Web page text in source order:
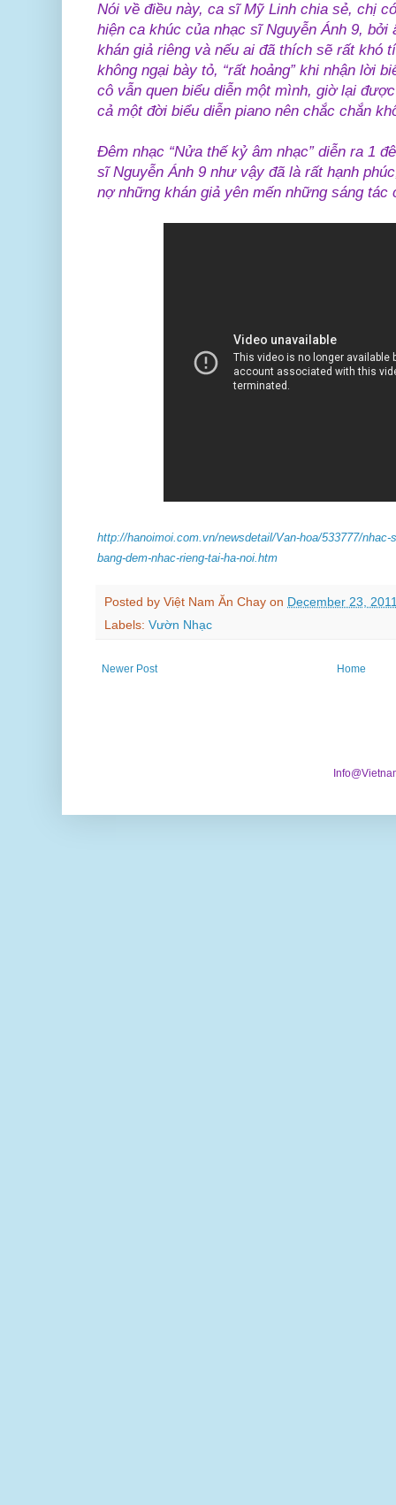
Nói về điều này, ca sĩ Mỹ Linh chia sẻ, chị
hiện ca khúc của nhạc sĩ Nguyễn Ánh 9,
khán giả riêng và nếu ai đã thích sẽ rất khó
không ngại bày tỏ, “rất hoảng” khi nhận lời
cô vẫn quen biểu diễn một mình, giờ lại
cả một đời biểu diễn piano nên chắc chắn
Đêm nhạc “Nửa thế kỷ âm nhạc” diễn ra 1
sĩ Nguyễn Ánh 9 như vậy đã là rất hạnh
nợ những khán giả yên mến những sáng tác
http://hanoimoi.com.vn/newsdetail/Van-hoa/533777/nhac-
bang-dem-nhac-rieng-tai-ha-noi.htm
Posted by Việt Nam Ăn Chay on December 23,
Labels: Vườn Nhạc
Newer Post Home